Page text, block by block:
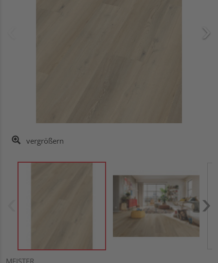
vergrößern
MEISTER